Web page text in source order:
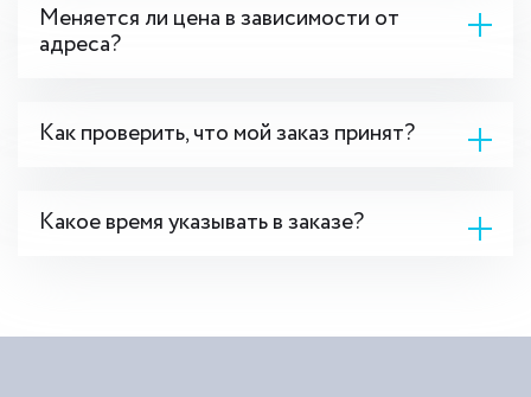
Меняется ли цена в зависимости от
адреса?
Как проверить, что мой заказ принят?
Какое время указывать в заказе?